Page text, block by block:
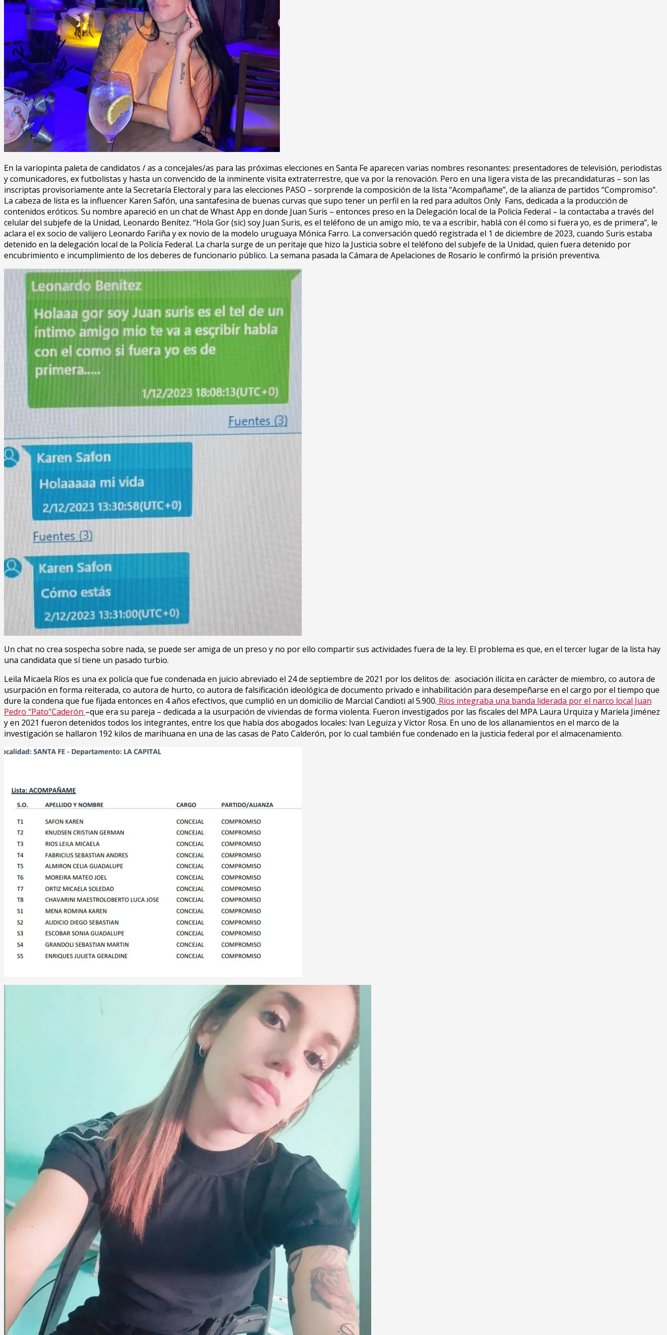
En la variopinta paleta de candidatos / as a concejales/as para las próximas elecciones en Santa Fe aparecen varias nombres resonantes: presentadores de televisión, periodistas
y comunicadores, ex futbolistas y hasta un convencido de la inminente visita extraterrestre, que va por la renovación. Pero en una ligera vista de las precandidaturas – son las
inscriptas provisoriamente ante la Secretaría Electoral y para las elecciones PASO – sorprende la composición de la lista “Acompañame”, de la alianza de partidos “Compromiso”.
La cabeza de lista es la influencer Karen Safón, una santafesina de buenas curvas que supo tener un perfil en la red para adultos Only Fans, dedicada a la producción de
contenidos eróticos. Su nombre apareció en un chat de Whast App en donde Juan Suris – entonces preso en la Delegación local de la Policía Federal – la contactaba a través del
celular del subjefe de la Unidad, Leonardo Benítez. “Hola Gor (sic) soy Juan Suris, es el teléfono de un amigo mío, te va a escribir, hablá con él como si fuera yo, es de primera”, le
aclara el ex socio de valijero Leonardo Fariña y ex novio de la modelo uruguaya Mónica Farro. La conversación quedó registrada el 1 de diciembre de 2023, cuando Suris estaba
detenido en la delegación local de la Policía Federal. La charla surge de un peritaje que hizo la Justicia sobre el teléfono del subjefe de la Unidad, quien fuera detenido por
encubrimiento e incumplimiento de los deberes de funcionario público. La semana pasada la Cámara de Apelaciones de Rosario le confirmó la prisión preventiva.
Un chat no crea sospecha sobre nada, se puede ser amiga de un preso y no por ello compartir sus actividades fuera de la ley. El problema es que, en el tercer lugar de la lista hay
una candidata que sí tiene un pasado turbio.
Leila Micaela Ríos es una ex policía que fue condenada en juicio abreviado el 24 de septiembre de 2021 por los delitos de: asociación ilícita en carácter de miembro, co autora de
usurpación en forma reiterada, co autora de hurto, co autora de falsificación ideológica de documento privado e inhabilitación para desempeñarse en el cargo por el tiempo que
dure la condena que fue fijada entonces en 4 años efectivos, que cumplió en un domicilio de Marcial Candioti al 5.900. Ríos integraba una banda liderada por el narco local Juan
Pedro “Pato”Caderón –que era su pareja – dedicada a la usurpación de viviendas de forma violenta. Fueron investigados por las fiscales del MPA Laura Urquiza y Mariela Jiménez
y en 2021 fueron detenidos todos los integrantes, entre los que había dos abogados locales: Ivan Leguiza y Víctor Rosa. En uno de los allanamientos en el marco de la
investigación se hallaron 192 kilos de marihuana en una de las casas de Pato Calderón, por lo cual también fue condenado en la justicia federal por el almacenamiento.